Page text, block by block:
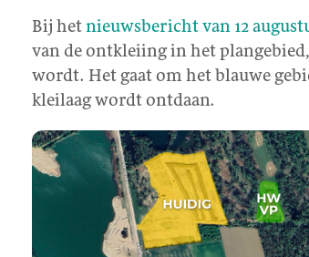
Bij hetnieuwsbericht van 12
van de ontkleiing in het
wordt. Het gaat om het blauwe
kleilaag wordt ontdaan.